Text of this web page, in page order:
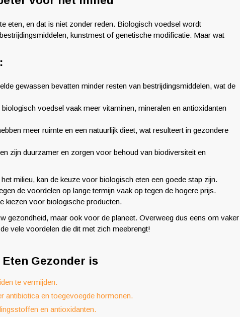
eten, en dat is niet zonder reden. Biologisch voedsel wordt
kunstmest of genetische modificatie. Maar wat
gewassen bevatten minder resten van bestrijdingsmiddelen, wat de
voedsel vaak meer vitaminen, mineralen en antioxidanten
meer ruimte en een natuurlijk dieet, wat resulteert in gezondere
zijn duurzamer en zorgen voor behoud van biodiversiteit en
milieu, kan de keuze voor biologisch eten een goede stap zijn.
de voordelen op lange termijn vaak op tegen de hogere prijs.
kiezen voor biologische producten.
gezondheid, maar ook voor de planeet. Overweeg dus eens om vaker
vele voordelen die dit met zich meebrengt!
Gezonder is
te vermijden.
antibiotica en toegevoegde hormonen.
en antioxidanten.